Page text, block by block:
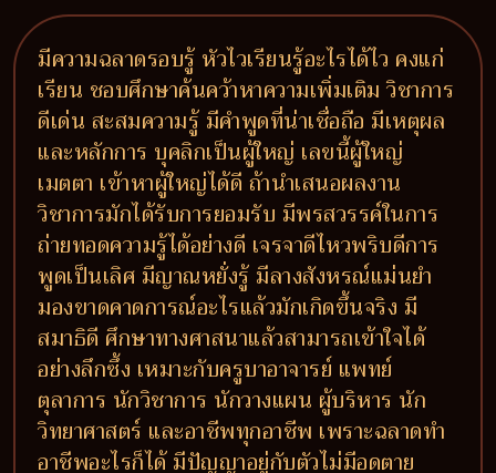
มีความฉลาดรอบรู้ หัวไวเรียนรู้อะไรได้ไว คงแก่
เรียน ชอบศึกษาค้นคว้าหาความเพิ่มเติม วิชาการ
ดีเด่น สะสมความรู้ มีคำพูดที่น่าเชื่อถือ มีเหตุผล
และหลักการ บุคลิกเป็นผู้ใหญ่ เลขนี้ผู้ใหญ่
เมตตา เข้าหาผู้ใหญ่ได้ดี ถ้านำเสนอผลงาน
วิชาการมักได้รับการยอมรับ มีพรสวรรค์ในการ
ถ่ายทอดความรู้ได้อย่างดี เจรจาดีไหวพริบดีการ
พูดเป็นเลิศ มีญาณหยั่งรู้ มีลางสังหรณ์แม่นยำ
มองขาดคาดการณ์อะไรแล้วมักเกิดขึ้นจริง มี
สมาธิดี ศึกษาทางศาสนาแล้วสามารถเข้าใจได้
อย่างลึกซึ้ง เหมาะกับครูบาอาจารย์ แพทย์
ตุลาการ นักวิชาการ นักวางแผน ผู้บริหาร นัก
วิทยาศาสตร์ และอาชีพทุกอาชีพ เพราะฉลาดทำ
อาชีพอะไรก็ได้ มีปัญญาอยู่กับตัวไม่มีอดตาย